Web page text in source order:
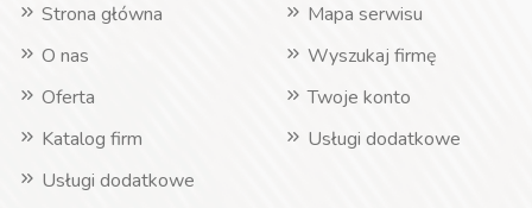
Strona główna
O nas
Oferta
Katalog firm
Usługi dodatkowe
Mapa serwisu
Wyszukaj firmę
Twoje konto
Usługi dodatkowe